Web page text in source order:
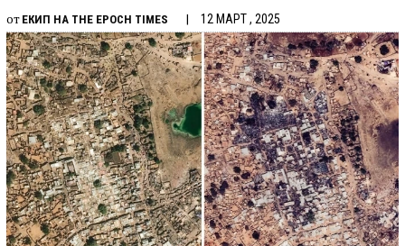
от ЕКИП НА THE EPOCH TIMES 12 МАРТ , 2025